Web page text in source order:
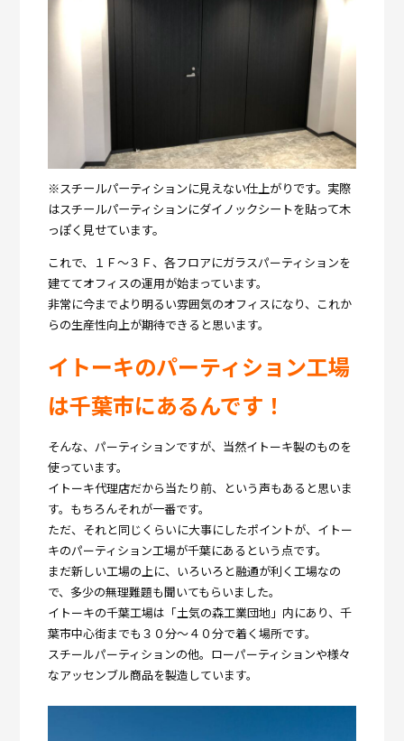
※スチールパーティションに見えない仕上がりです。実際
はスチールパーティションにダイノックシートを貼って木
っぽく見せています。
これで、１Ｆ～３Ｆ、各フロアにガラスパーティションを
建ててオフィスの運用が始まっています。
非常に今までより明るい雰囲気のオフィスになり、これか
らの生産性向上が期待できると思います。
イトーキのパーティション工場
は千葉市にあるんです！
そんな、パーティションですが、当然イトーキ製のものを
使っています。
イトーキ代理店だから当たり前、という声もあると思いま
す。もちろんそれが一番です。
ただ、それと同じくらいに大事にしたポイントが、イトー
キのパーティション工場が千葉にあるという点です。
まだ新しい工場の上に、いろいろと融通が利く工場なの
で、多少の無理難題も聞いてもらいました。
イトーキの千葉工場は「土気の森工業団地」内にあり、千
葉市中心街までも３０分～４０分で着く場所です。
スチールパーティションの他。ローパーティションや様々
なアッセンブル商品を製造しています。